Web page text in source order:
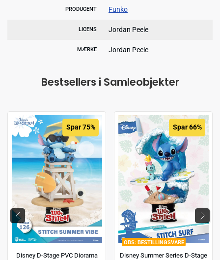
PRODUCENT Funko
LICENS Jordan Peele
MÆRKE Jordan Peele
Bestsellers i Samleobjekter
Spar 75%
Disney D-Stage PVC Diorama
BESTILLINGSVARE
Spar 66%
Disney Summer Series D-Stage